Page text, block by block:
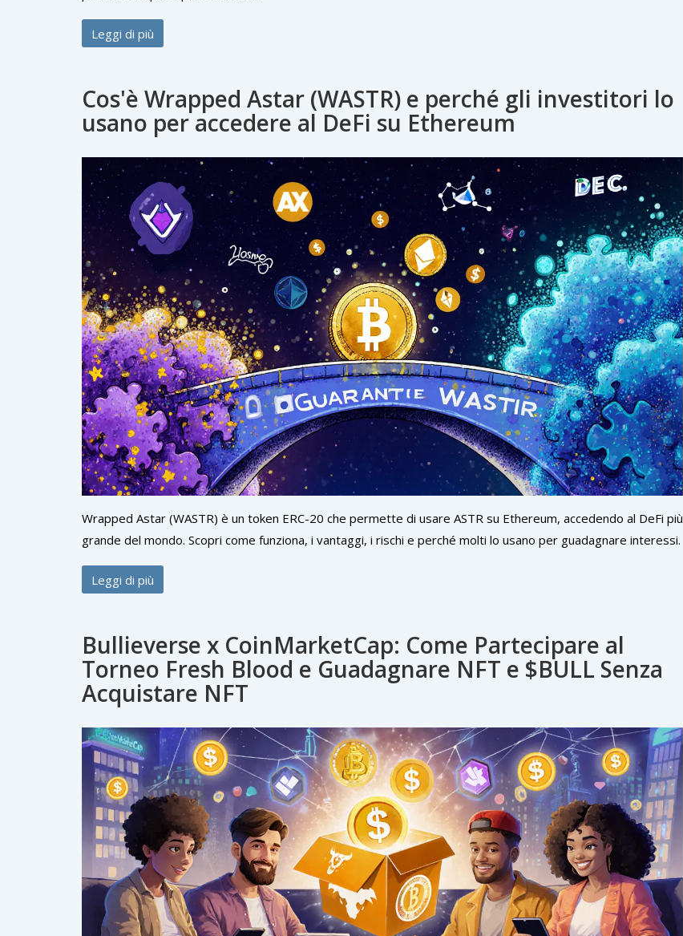
Leggi di più
Cos'è Wrapped Astar (WASTR) e perché gli investitori lo
usano per accedere al DeFi su Ethereum
Wrapped Astar (WASTR) è un token ERC-20 che permette di usare ASTR su Ethereum, accedendo al DeFi più
grande del mondo. Scopri come funziona, i vantaggi, i rischi e perché molti lo usano per guadagnare interessi.
Leggi di più
Bullieverse x CoinMarketCap: Come Partecipare al
Torneo Fresh Blood e Guadagnare NFT e $BULL Senza
Acquistare NFT